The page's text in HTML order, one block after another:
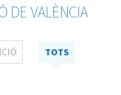
DE VALÈNCIA
TOTS